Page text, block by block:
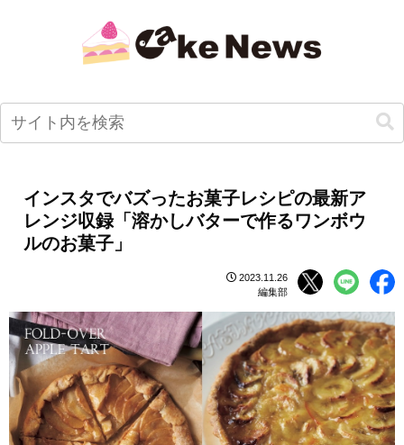
インスタでバズったお菓子レシピの最新ア
レンジ収録「溶かしバターで作るワンボウ
ルのお菓子」
2023.11.26
編集部